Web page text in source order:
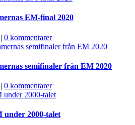
EM-final 2020
| 0 kommentarer
semifinaler från EM 2020
| 0 kommentarer
2000-talet